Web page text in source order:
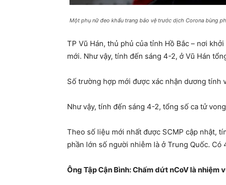
Một phụ nữ đeo khẩu trang bảo vệ trước dịch Corona bùng
TP Vũ Hán, thủ phủ của tỉnh Hồ Bắc – nơi
mới. Như vậy, tính đến sáng 4-2, ở Vũ Hán
Số trường hợp mới được xác nhận dương tính
Như vậy, tính đến sáng 4-2, tổng số ca tử
Theo số liệu mới nhất được SCMP cập nhật,
phần lớn số người nhiễm là ở Trung Quốc.
Ông Tập Cận Bình: Chấm dứt nCoV là nhiệm